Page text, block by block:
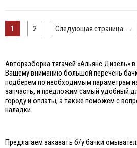
1 2 Следующая страница →
Авторазборка тягачей «Альянс Дизель» в
Вашему вниманию большой перечень
подберем по необходимым параметрам
запчасть, и предложим самый удобный
городу и оплаты, а также поможем с
наладки.
Предлагаем заказать б/у бачки